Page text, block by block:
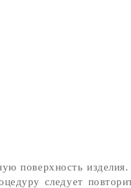
поверхность
следует